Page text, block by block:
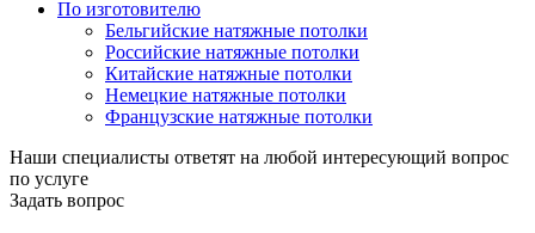
По изготовителю
Бельгийские натяжные потолки
Российские натяжные потолки
Китайские натяжные потолки
Немецкие натяжные потолки
Французские натяжные потолки
Наши специалисты ответят на любой интересующий вопрос
по услуге
Задать вопрос